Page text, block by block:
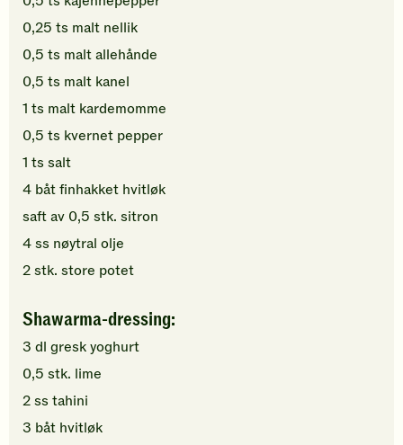
0,25 ts malt nellik
0,5 ts malt allehånde
0,5 ts malt kanel
1 ts malt kardemomme
0,5 ts kvernet pepper
1 ts salt
4 båtfinhakket hvitløk
saft av 0,5 stk. sitron
4ss nøytral olje
2stk. store potet
Shawarma-dressing:
3 dl gresk yoghurt
0,5 stk. lime
2ss tahini
3 båt hvitløk